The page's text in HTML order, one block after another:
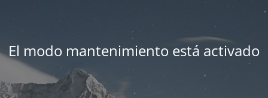
El modo mantenimiento está activado